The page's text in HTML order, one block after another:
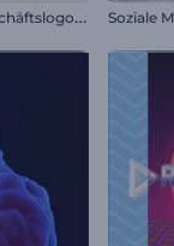
M
inimalistisches Geschäftslogo-Reveal Soziale